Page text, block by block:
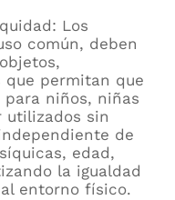
Los
común, deben
que permitan que
niños, niñas
utilizados sin
de
edad,
la igualdad
entorno físico.